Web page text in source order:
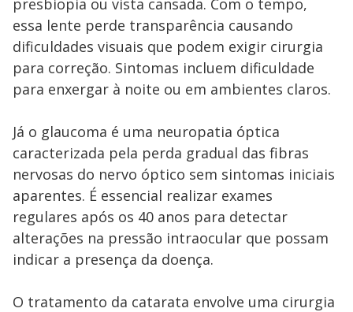
presbiopia ou vista cansada. Com o tempo,
essa lente perde transparência causando
dificuldades visuais que podem exigir cirurgia
para correção. Sintomas incluem dificuldade
para enxergar à noite ou em ambientes claros.
Já o glaucoma é uma neuropatia óptica
caracterizada pela perda gradual das fibras
nervosas do nervo óptico sem sintomas iniciais
aparentes. É essencial realizar exames
regulares após os 40 anos para detectar
alterações na pressão intraocular que possam
indicar a presença da doença.
O tratamento da catarata envolve uma cirurgia